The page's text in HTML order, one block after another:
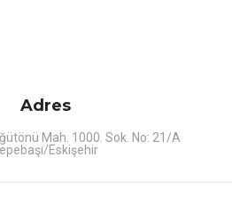
Adres
Mah. 1000. Sok. No: 21/A
Eskişehir